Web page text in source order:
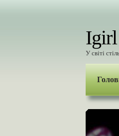
Igirl
У світі